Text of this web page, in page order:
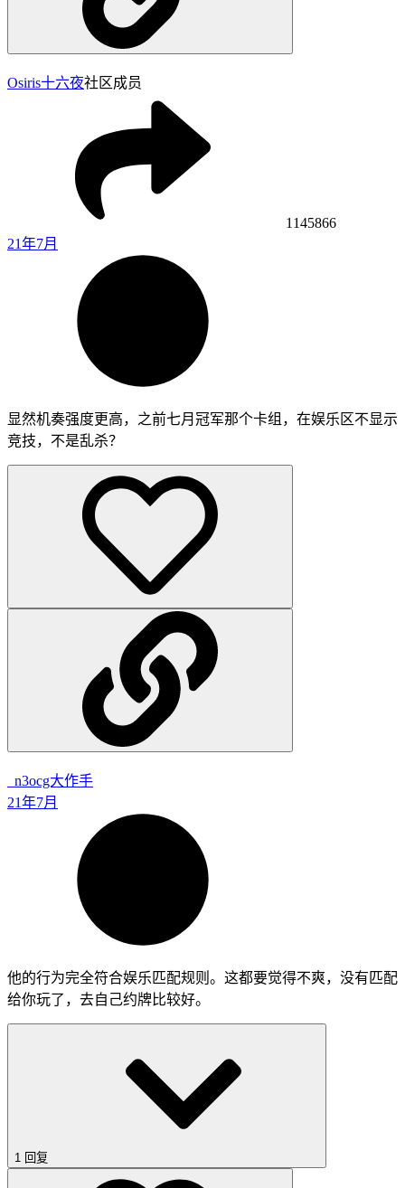
Osiris十六夜社区成员
1145866
21年7月
显然机奏强度更高，之前七月冠军那个卡组，在娱乐区不显示
竞技，不是乱杀？
_n3ocg大作手
21年7月
他的行为完全符合娱乐匹配规则。这都要觉得不爽，没有匹配
给你玩了，去自己约牌比较好。
1 回复